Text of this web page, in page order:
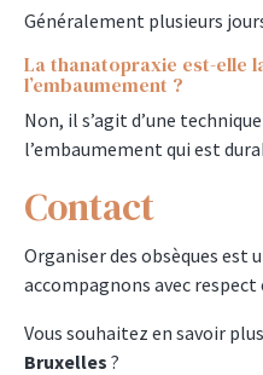
Généralement plusieurs
La thanatopraxie est-elle
l’embaumement ?
Non, il s’agit d’une
l’embaumement qui est
Contact
Organiser des obsèques est
accompagnons avec
Vous souhaitez en savoir
Bruxelles ?